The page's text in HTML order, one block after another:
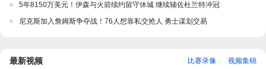
5年8150万美元！伊森与火箭续约留守休城 继续辅佐杜兰特冲冠
尼克斯加入詹姆斯争夺战！76人想靠私交抢人 勇士谋划交易
最新视频 视频集锦
比赛录像